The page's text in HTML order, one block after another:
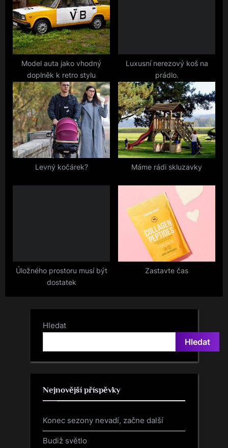
s
P
o
s
tModel auta jako vhodný
doplněk k retro stylu
Luxusní nerezový koš na
prádlo.
Levný kočárek? Máme rádi skluzavky
Úložného prostoru musí být
dostatek
Zastavte čas
Hledat
Hledat
Nejnovější příspěvky
Konec sezony nevadí, začne další
Budiž světlo